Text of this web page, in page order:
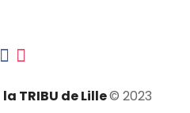
la TRIBU de Lille© 2023